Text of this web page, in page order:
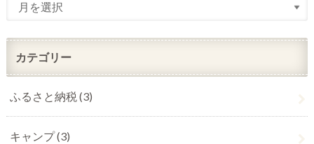
カテゴリー
ふるさと納税(3)
キャンプ(3)